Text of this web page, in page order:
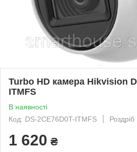
Turbo HD камера Hikvision
ITMFS
В наявності
Код: DS-2CE76D0T-ITMFS
Роздріб
1 620 ₴